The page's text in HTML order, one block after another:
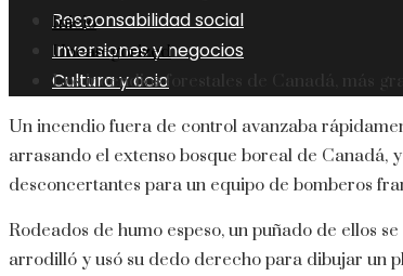
Responsabilidad social
Inversiones y negocios
Cultura y ocio
Inicio
Uncategorized
Los incendios forestales de Canadá, más
Un incendio fuera de control avanzaba
arrasando el extenso bosque boreal de Canadá,
desconcertantes para un equipo de bomberos
Rodeados de humo espeso, un puñado de ellos
arrodilló y usó su dedo derecho para dibujar un